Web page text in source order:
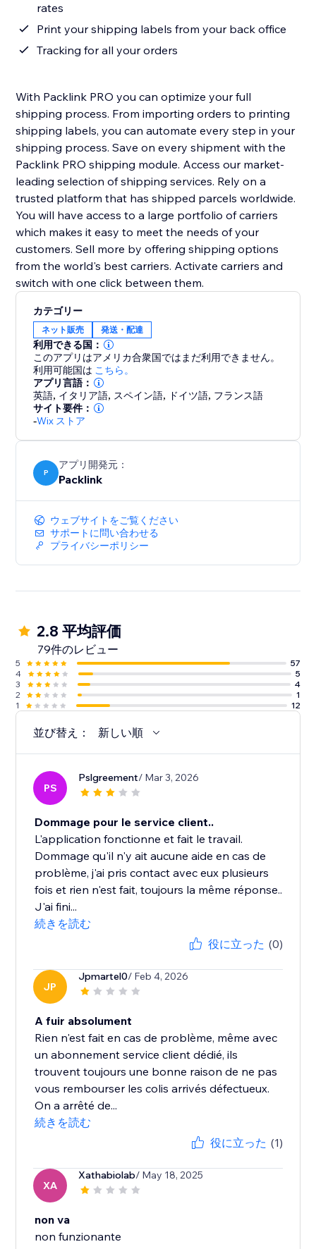
rates
Print your shipping labels from your back office
Tracking for all your orders
With Packlink PRO you can optimize your full
shipping process. From importing orders to printing
shipping labels, you can automate every step in your
shipping process. Save on every shipment with the
Packlink PRO shipping module. Access our market-
leading selection of shipping services. Rely on a
trusted platform that has shipped parcels worldwide.
You will have access to a large portfolio of carriers
which makes it easy to meet the needs of your
customers. Sell more by offering shipping options
from the world's best carriers. Activate carriers and
switch with one click between them.
カテゴリー
ネット販売 発送・配達
利用できる国：
このアプリはアメリカ合衆国ではまだ利用できません。
利用可能国は こちら。
アプリ言語：
英語, イタリア語, スペイン語, ドイツ語, フランス語
サイト要件：
-Wix ストア
P
アプリ開発元：
Packlink
ウェブサイトをご覧ください
サポートに問い合わせる
プライバシーポリシー
2.8 平均評価
79件のレビュー
5
57
4
5
3
4
2
1
1
12
並び替え： 新しい順
PS
Pslgreement/ Mar 3, 2026
Dommage pour le service client..
L'application fonctionne et fait le travail.
Dommage qu'il n'y ait aucune aide en cas de
problème, j'ai pris contact avec eux plusieurs
fois et rien n'est fait, toujours la même réponse..
J'ai fini...
続きを読む
役に立った (0)
JP
Jpmartel0/ Feb 4, 2026
A fuir absolument
Rien n'est fait en cas de problème, même avec
un abonnement service client dédié, ils
trouvent toujours une bonne raison de ne pas
vous rembourser les colis arrivés défectueux.
On a arrêté de...
続きを読む
役に立った (1)
XA
Xathabiolab/ May 18, 2025
non va
non funzionante